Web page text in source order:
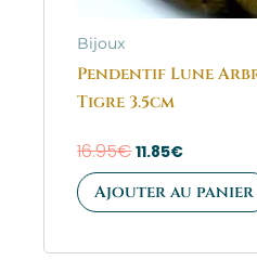
Bijoux
Pendentif Lune
Tigre 3.5cm
16.95€ 11.85€
Ajouter au panier